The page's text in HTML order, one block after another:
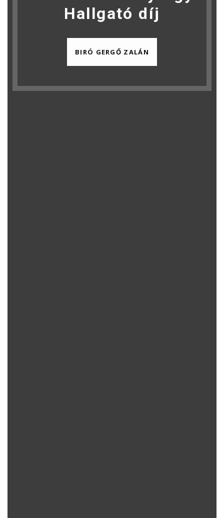
Hallgató díj
BIRÓ GERGŐ ZALÁN